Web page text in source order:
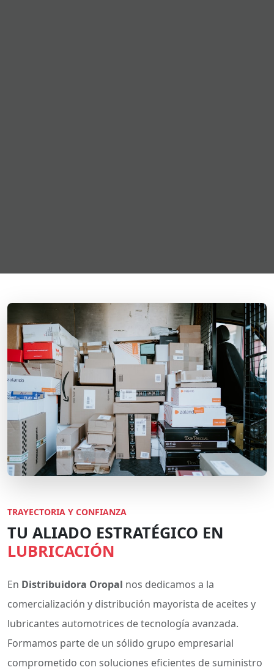
TRAYECTORIA Y CONFIANZA
TU ALIADO ESTRATÉGICO EN
LUBRICACIÓN
En Distribuidora Oropal nos dedicamos a la
comercialización y distribución mayorista de aceites y
lubricantes automotrices de tecnología avanzada.
Formamos parte de un sólido grupo empresarial
comprometido con soluciones eficientes de suministro